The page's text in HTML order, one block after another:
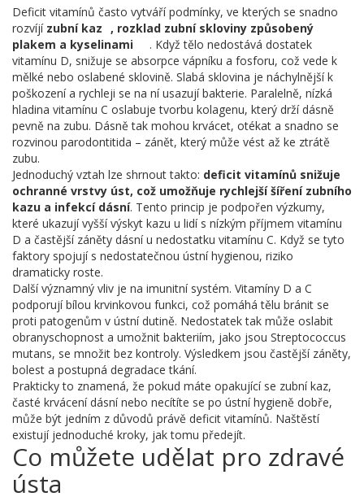
Deficit vitamínů často vytváří podmínky, ve kterých se snadno
rozvíjí zubní kaz , rozklad zubní skloviny způsobený
plakem a kyselinami
. Když tělo nedostává dostatek
vitamínu D, snižuje se absorpce vápníku a fosforu, což vede k
mělké nebo oslabené sklovině. Slabá sklovina je náchylnější k
poškození a rychleji se na ní usazují bakterie. Paralelně, nízká
hladina vitamínu C oslabuje tvorbu kolagenu, který drží dásně
pevně na zubu. Dásně tak mohou krvácet, otékat a snadno se
rozvinou parodontitida – zánět, který může vést až ke ztrátě
zubu.
Jednoduchý vztah lze shrnout takto: deficit vitamínů snižuje
ochranné vrstvy úst, což umožňuje rychlejší šíření zubního
kazu a infekcí dásní. Tento princip je podpořen výzkumy,
které ukazují vyšší výskyt kazu u lidí s nízkým příjmem vitamínu
D a častější záněty dásní u nedostatku vitamínu C. Když se tyto
faktory spojují s nedostatečnou ústní hygienou, riziko
dramaticky roste.
Další významný vliv je na imunitní systém. Vitamíny D a C
podporují bílou krvinkovou funkci, což pomáhá tělu bránit se
proti patogenům v ústní dutině. Nedostatek tak může oslabit
obranyschopnost a umožnit bakteriím, jako jsou Streptococcus
mutans, se množit bez kontroly. Výsledkem jsou častější záněty,
bolest a postupná degradace tkání.
Prakticky to znamená, že pokud máte opakující se zubní kaz,
časté krvácení dásní nebo necítíte se po ústní hygieně dobře,
může být jedním z důvodů právě deficit vitamínů. Naštěstí
existují jednoduché kroky, jak tomu předejít.
Co můžete udělat pro zdravé
ústa